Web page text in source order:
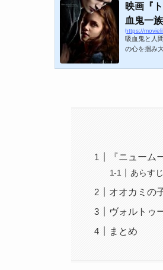
映画『
血鬼一
https://
吸血鬼と人
の心を掴み
た吸血鬼カ
婚を機に父
『ニューム
あらすじ
オオカミの
ヴォルトゥ
まとめ